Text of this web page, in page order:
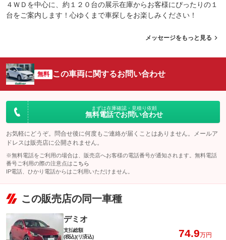
４ＷＤを中心に、約１２０台の展示在庫からお客様にぴったりの１
台をご案内します！心ゆくまで車探しをお楽しみください！
メッセージをもっと見る
無料 この車両に関するお問い合わせ
まずは在庫確認・見積り依頼
無料電話でお問い合わせ
お気軽にどうぞ。問合せ後に何度もご連絡が届くことはありません。メールア
ドレスは販売店に公開されません。
※無料電話をご利用の場合は、販売店へお客様の電話番号が通知されます。無料電話
番号ご利用の際の注意点は こちら
IP電話、ひかり電話からはご利用いただけません。
この販売店の同一車種
デミオ
支払総額
(税込)(リ済込)
74.9万円